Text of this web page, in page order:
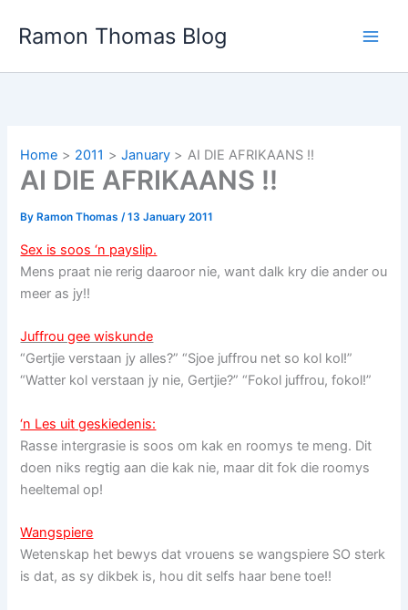
Ramon Thomas Blog
Home 2011 January AI DIE AFRIKAANS !!
AI DIE AFRIKAANS !!
By Ramon Thomas/13 January 2011
Sex is soos ‘n payslip.
Mens praat nie rerig daaroor nie, want dalk kry die ander ou
meer as jy!!
Juffrou gee wiskunde
“Gertjie verstaan jy alles?” “Sjoe juffrou net so kol kol!”
“Watter kol verstaan jy nie, Gertjie?” “Fokol juffrou, fokol!”
‘n Les uit geskiedenis:
Rasse intergrasie is soos om kak en roomys te meng. Dit
doen niks regtig aan die kak nie, maar dit fok die roomys
heeltemal op!
Wangspiere
Wetenskap het bewys dat vrouens se wangspiere SO sterk
is dat, as sy dikbek is, hou dit selfs haar bene toe!!